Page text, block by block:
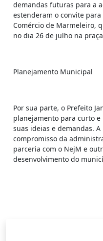
demandas futuras para a
estenderam o convite para
Comércio de Marmeleiro,
no dia 26 de julho na
Planejamento Municipal
Por sua parte, o Prefeito
planejamento para curto
suas ideias e demandas.
compromisso da
parceria com o NejM e
desenvolvimento do